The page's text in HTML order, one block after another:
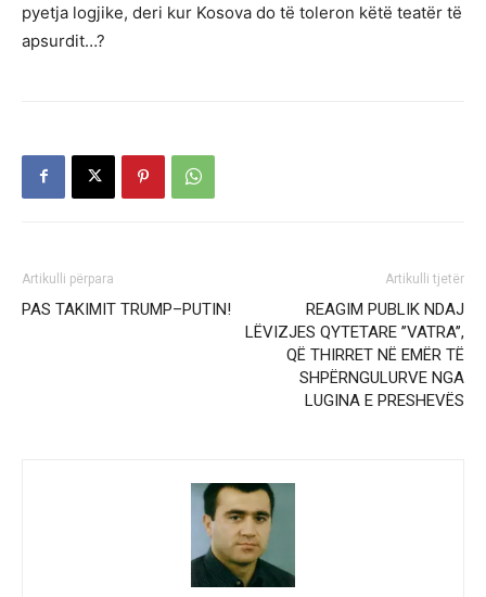
pyetja logjike, deri kur Kosova do të toleron këtë teatër të
apsurdit…?
Artikulli përpara
PAS TAKIMIT TRUMP–PUTIN!
Artikulli tjetër
REAGIM PUBLIK NDAJ
LËVIZJES QYTETARE ’’VATRA’’,
QË THIRRET NË EMËR TË
SHPËRNGULURVE NGA
LUGINA E PRESHEVËS